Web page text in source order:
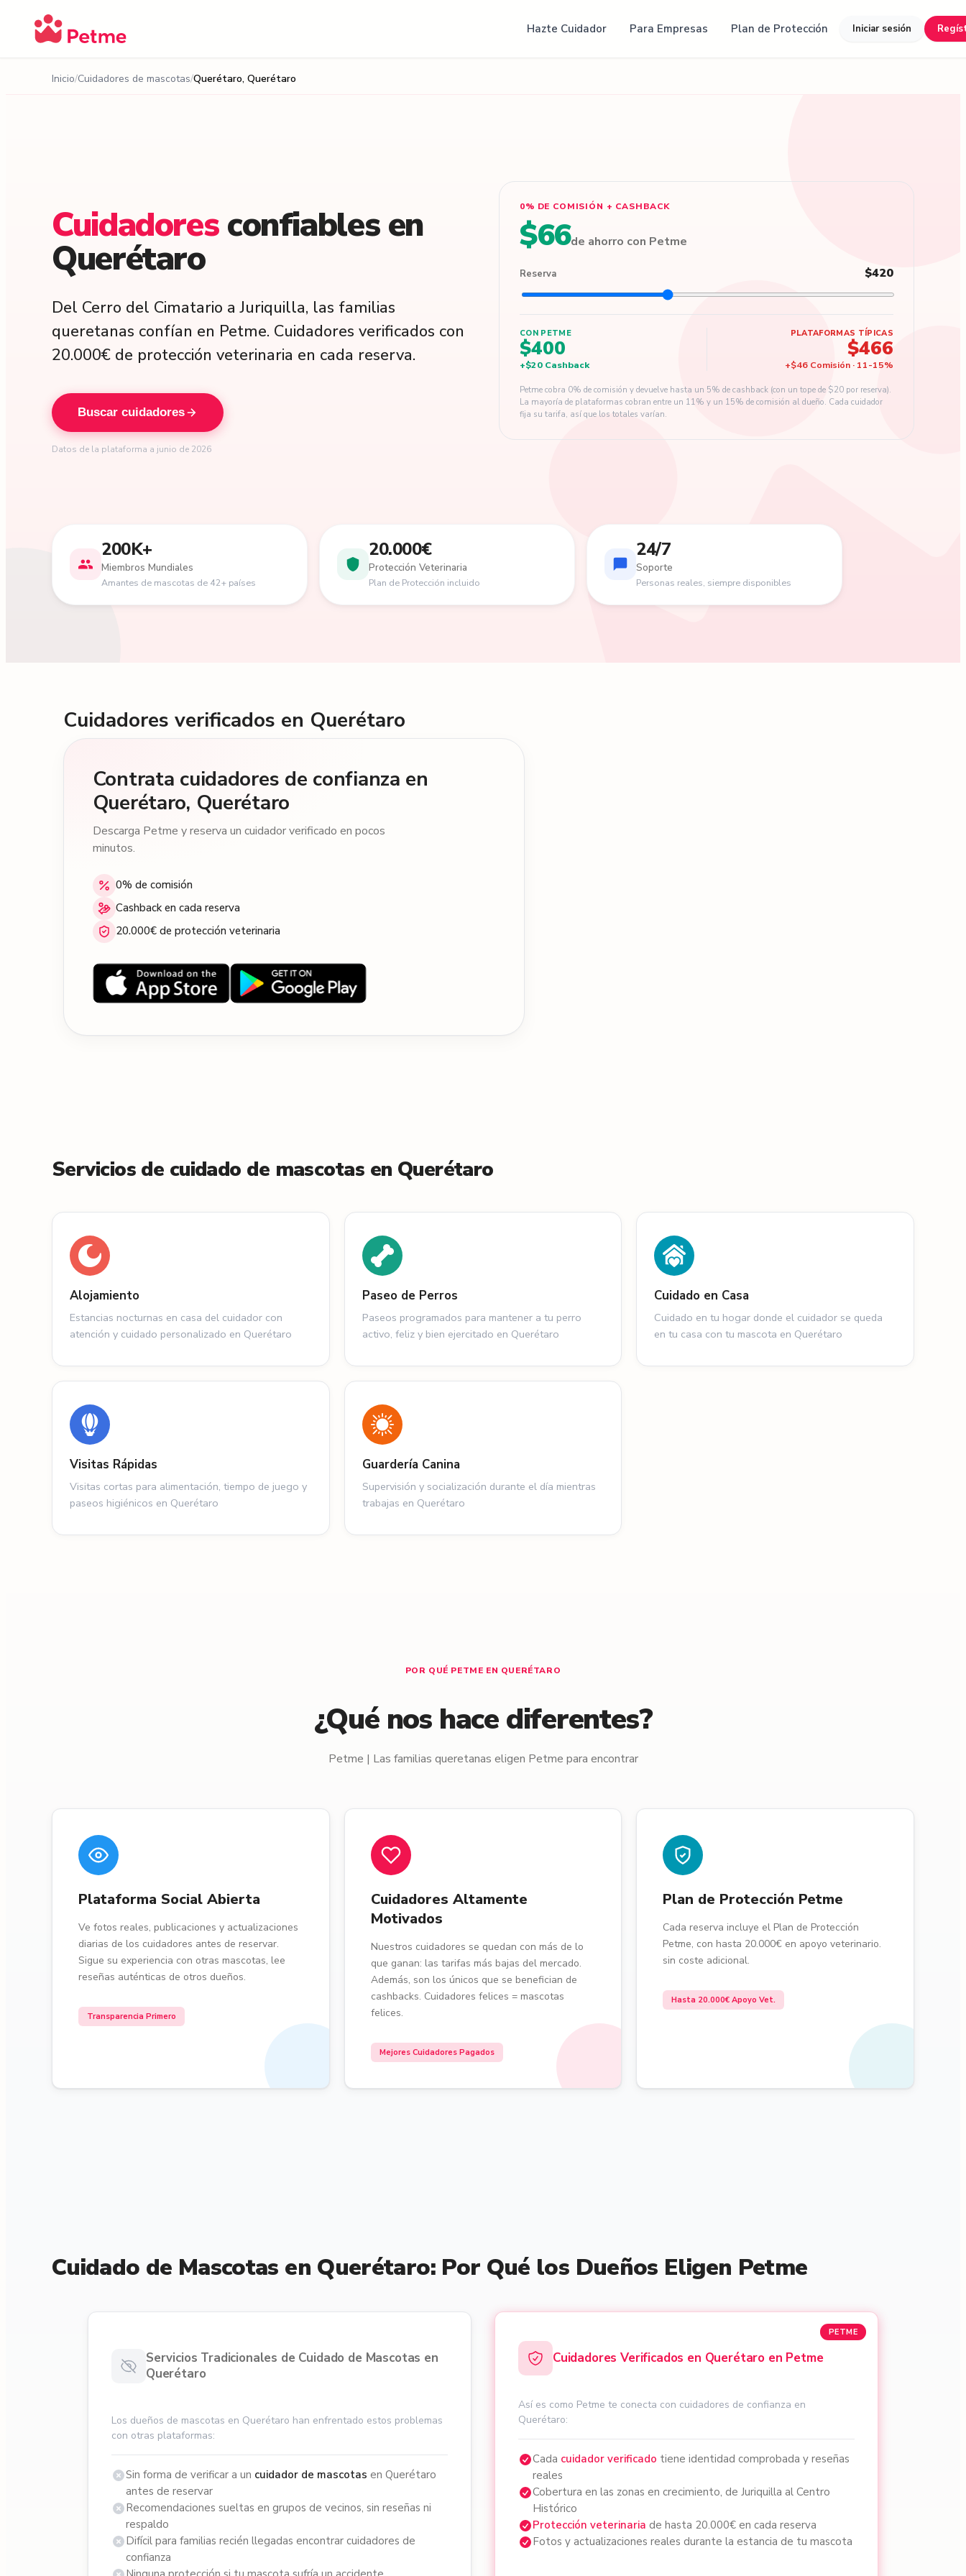
Hazte Cuidador Para Empresas Plan de Protección Iniciar sesión
Inicio Cuidadores de mascotas Querétaro, Querétaro
Cuidadores confiablesen
Querétaro
Del Cerro del Cimatario a Juriquilla, las familias
queretanas confían en Petme. Cuidadores verificados con
20.000€ de protección veterinaria en cada reserva.
Buscar cuidadores
Datos de la plataforma a junio de 2026
0% DE COMISIÓN + CASHBACK
$66de ahorro con Petme
Reserva $420
CON PETME
$400
+$20 Cashback
PLATAFORMAS TÍPICAS
$466
+$46 Comisión · 11-15%
Petme cobra 0% de comisión y devuelve hasta un 5% de cashback (con un tope de $20 por reserva).
La mayoría de plataformas cobran entre un 11% y un 15% de comisión al dueño. Cada cuidador
fija su tarifa, así que los totales varían.
200K+
Miembros Mundiales
Amantes de mascotas de 42+ países
20.000€
Protección Veterinaria
Plan de Protección incluido
24/7
Soporte
Personas reales, siempre disponibles
Cuidadores verificados en Querétaro
Contrata cuidadores de confianza en
Querétaro, Querétaro
Descarga Petme y reserva un cuidador verificado en pocos
minutos.
0% de comisión
Cashback en cada reserva
20.000€ de protección veterinaria
Servicios de cuidado de mascotas en Querétaro
Alojamiento
Estancias nocturnas en casa del cuidador con
atención y cuidado personalizado en Querétaro
Paseo de Perros
Paseos programados para mantener a tu perro
activo, feliz y bien ejercitado en Querétaro
Cuidado en Casa
Cuidado en tu hogar donde el cuidador se queda
en tu casa con tu mascota en Querétaro
Visitas Rápidas
Visitas cortas para alimentación, tiempo de juego y
paseos higiénicos en Querétaro
Guardería Canina
Supervisión y socialización durante el día mientras
trabajas en Querétaro
POR QUÉ PETME EN QUERÉTARO
¿Qué nos hace diferentes?
Petme | Las familias queretanas eligen Petme para encontrar
Plataforma Social Abierta
Ve fotos reales, publicaciones y actualizaciones
diarias de los cuidadores antes de reservar.
Sigue su experiencia con otras mascotas, lee
reseñas auténticas de otros dueños.
Transparencia Primero
Cuidadores Altamente
Motivados
Nuestros cuidadores se quedan con más de lo
que ganan: las tarifas más bajas del mercado.
Además, son los únicos que se benefician de
cashbacks. Cuidadores felices = mascotas
felices.
Mejores Cuidadores Pagados
Plan de Protección Petme
Cada reserva incluye el Plan de Protección
Petme, con hasta 20.000€ en apoyo veterinario.
sin coste adicional.
Hasta 20.000€ Apoyo Vet.
Cuidado de Mascotas en Querétaro: Por Qué los Dueños Eligen Petme
Servicios Tradicionales de Cuidado de Mascotas en
Querétaro
Los dueños de mascotas en Querétaro han enfrentado estos problemas
con otras plataformas:
Sin forma de verificar a un cuidador de mascotas en Querétaro
antes de reservar
Recomendaciones sueltas en grupos de vecinos, sin reseñas ni
respaldo
Difícil para familias recién llegadas encontrar cuidadores de
confianza
PETME
Cuidadores Verificados en Querétaro en Petme
Así es como Petme te conecta con cuidadores de confianza en
Querétaro:
Cada cuidador verificado tiene identidad comprobada y reseñas
reales
Cobertura en las zonas en crecimiento, de Juriquilla al Centro
Histórico
Protección veterinaria de hasta 20.000€ en cada reserva
Fotos y actualizaciones reales durante la estancia de tu mascota